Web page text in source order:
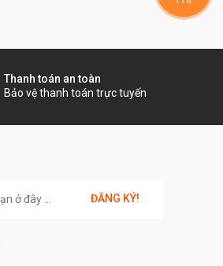
Thanh toán an toàn
Bảo vệ thanh toán trực tuyến
ĐĂNG KÝ!